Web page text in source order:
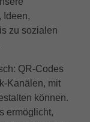
Ideen,
zu sozialen
QR-Codes
Kanälen, mit
können.
ermöglicht,